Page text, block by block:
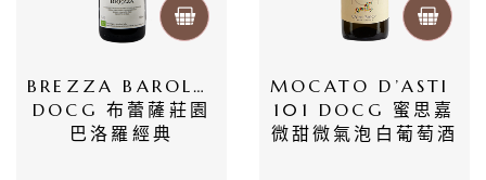
BREZZA BAROLO
DOCG 布蕾薩莊園
巴洛羅經典
MOCATO D’ASTI
101 DOCG 蜜思嘉
微甜微氣泡白葡萄酒